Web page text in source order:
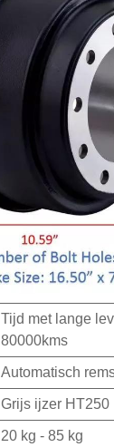
Tijd met lange
80000kms
Automatisch
Grijs ijzer HT250
20 kg - 85 kg